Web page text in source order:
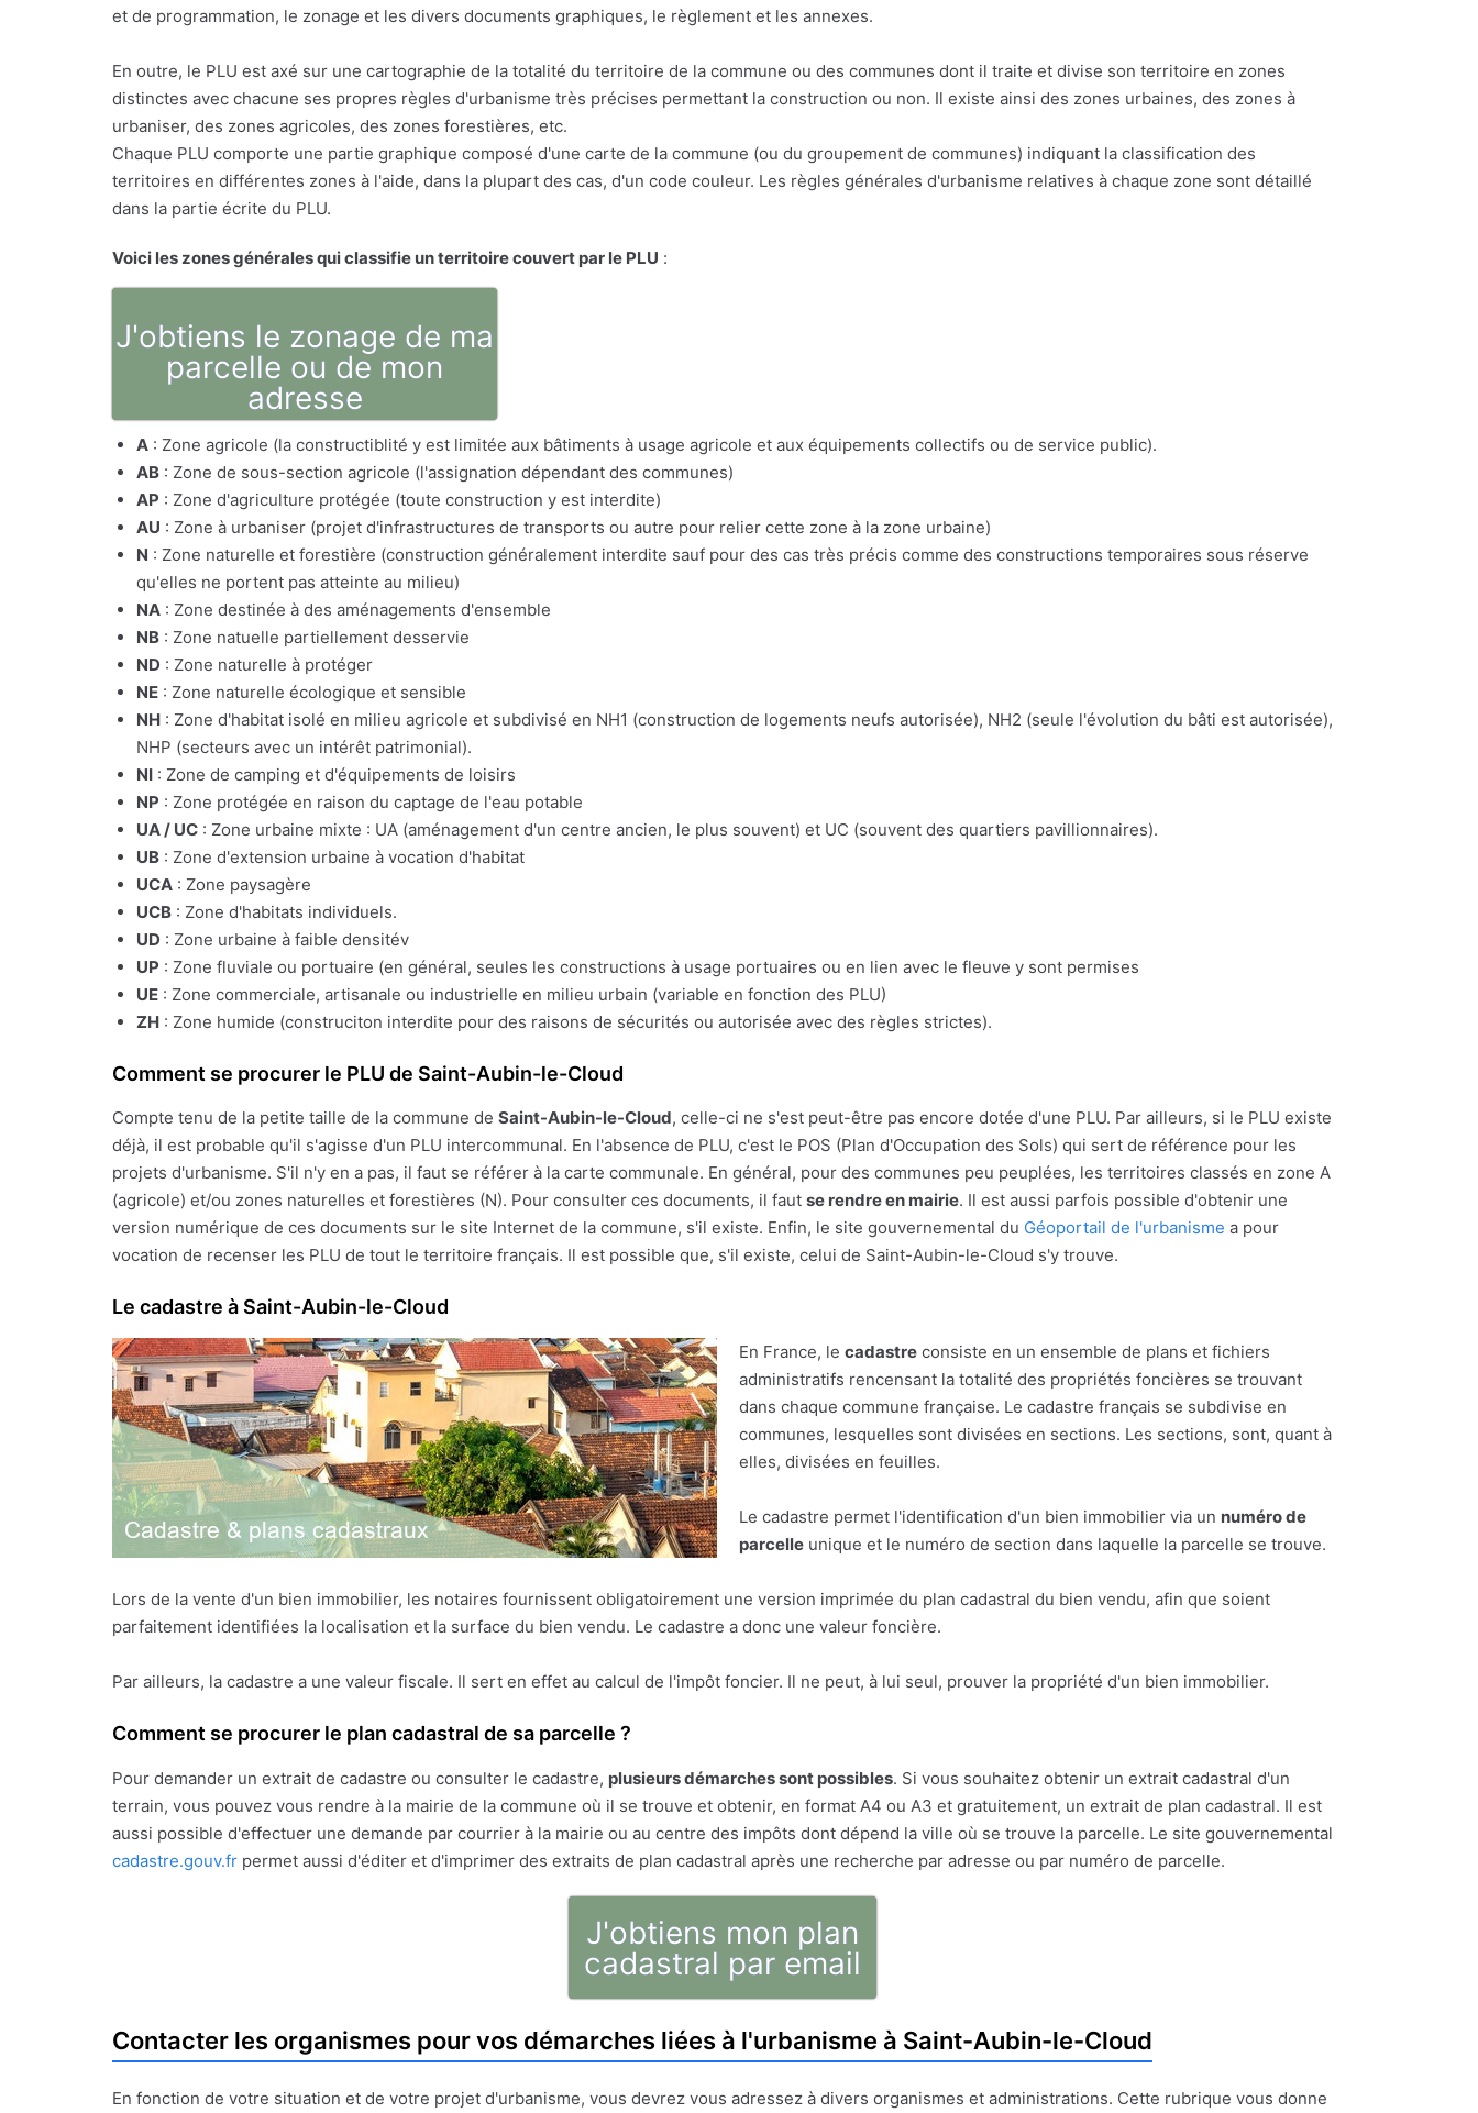
et de programmation, le zonage et les divers documents graphiques, le règlement et les annexes.
En outre, le PLU est axé sur une cartographie de la totalité du territoire de la commune ou des communes dont il traite et divise son territoire en zones
distinctes avec chacune ses propres règles d'urbanisme très précises permettant la construction ou non. Il existe ainsi des zones urbaines, des zones à
urbaniser, des zones agricoles, des zones forestières, etc.
Chaque PLU comporte une partie graphique composé d'une carte de la commune (ou du groupement de communes) indiquant la classification des
territoires en différentes zones à l'aide, dans la plupart des cas, d'un code couleur. Les règles générales d'urbanisme relatives à chaque zone sont détaillé
dans la partie écrite du PLU.
Voici les zones générales qui classifie un territoire couvert par le PLU :
J'obtiens le zonage de ma
parcelle ou de mon
adresse
A : Zone agricole (la constructiblité y est limitée aux bâtiments à usage agricole et aux équipements collectifs ou de service public).
AB : Zone de sous-section agricole (l'assignation dépendant des communes)
AP : Zone d'agriculture protégée (toute construction y est interdite)
AU : Zone à urbaniser (projet d'infrastructures de transports ou autre pour relier cette zone à la zone urbaine)
N : Zone naturelle et forestière (construction généralement interdite sauf pour des cas très précis comme des constructions temporaires sous réserve
qu'elles ne portent pas atteinte au milieu)
NA : Zone destinée à des aménagements d'ensemble
NB : Zone natuelle partiellement desservie
ND : Zone naturelle à protéger
NE : Zone naturelle écologique et sensible
NH : Zone d'habitat isolé en milieu agricole et subdivisé en NH1 (construction de logements neufs autorisée), NH2 (seule l'évolution du bâti est autorisée),
NHP (secteurs avec un intérêt patrimonial).
NI : Zone de camping et d'équipements de loisirs
NP : Zone protégée en raison du captage de l'eau potable
UA / UC : Zone urbaine mixte : UA (aménagement d'un centre ancien, le plus souvent) et UC (souvent des quartiers pavillionnaires).
UB : Zone d'extension urbaine à vocation d'habitat
UCA : Zone paysagère
UCB : Zone d'habitats individuels.
UD : Zone urbaine à faible densitév
UP : Zone fluviale ou portuaire (en général, seules les constructions à usage portuaires ou en lien avec le fleuve y sont permises
UE : Zone commerciale, artisanale ou industrielle en milieu urbain (variable en fonction des PLU)
ZH : Zone humide (construciton interdite pour des raisons de sécurités ou autorisée avec des règles strictes).
Comment se procurer le PLU de Saint-Aubin-le-Cloud
Compte tenu de la petite taille de la commune de Saint-Aubin-le-Cloud, celle-ci ne s'est peut-être pas encore dotée d'une PLU. Par ailleurs, si le PLU existe
déjà, il est probable qu'il s'agisse d'un PLU intercommunal. En l'absence de PLU, c'est le POS (Plan d'Occupation des Sols) qui sert de référence pour les
projets d'urbanisme. S'il n'y en a pas, il faut se référer à la carte communale. En général, pour des communes peu peuplées, les territoires classés en zone A
(agricole) et/ou zones naturelles et forestières (N). Pour consulter ces documents, il faut se rendre en mairie. Il est aussi parfois possible d'obtenir une
version numérique de ces documents sur le site Internet de la commune, s'il existe. Enfin, le site gouvernemental du Géoportail de l'urbanisme a pour
vocation de recenser les PLU de tout le territoire français. Il est possible que, s'il existe, celui de Saint-Aubin-le-Cloud s'y trouve.
Le cadastre à Saint-Aubin-le-Cloud
En France, le cadastre consiste en un ensemble de plans et fichiers
administratifs rencensant la totalité des propriétés foncières se trouvant
dans chaque commune française. Le cadastre français se subdivise en
communes, lesquelles sont divisées en sections. Les sections, sont, quant à
elles, divisées en feuilles.
Le cadastre permet l'identification d'un bien immobilier via un numéro de
parcelle unique et le numéro de section dans laquelle la parcelle se trouve.
Lors de la vente d'un bien immobilier, les notaires fournissent obligatoirement une version imprimée du plan cadastral du bien vendu, afin que soient
parfaitement identifiées la localisation et la surface du bien vendu. Le cadastre a donc une valeur foncière.
Par ailleurs, la cadastre a une valeur fiscale. Il sert en effet au calcul de l'impôt foncier. Il ne peut, à lui seul, prouver la propriété d'un bien immobilier.
Comment se procurer le plan cadastral de sa parcelle ?
Pour demander un extrait de cadastre ou consulter le cadastre, plusieurs démarches sont possibles. Si vous souhaitez obtenir un extrait cadastral d'un
terrain, vous pouvez vous rendre à la mairie de la commune où il se trouve et obtenir, en format A4 ou A3 et gratuitement, un extrait de plan cadastral. Il est
aussi possible d'effectuer une demande par courrier à la mairie ou au centre des impôts dont dépend la ville où se trouve la parcelle. Le site gouvernemental
cadastre.gouv.fr permet aussi d'éditer et d'imprimer des extraits de plan cadastral après une recherche par adresse ou par numéro de parcelle.
J'obtiens mon plan
cadastral par email
Contacter les organismes pour vos démarches liées à l'urbanisme à Saint-Aubin-le-Cloud
En fonction de votre situation et de votre projet d'urbanisme, vous devrez vous adressez à divers organismes et administrations. Cette rubrique vous donne